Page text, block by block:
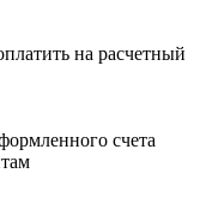
на расчетный
счета